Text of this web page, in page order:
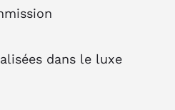
dans le luxe